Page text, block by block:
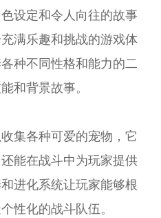
设定和令人向往的故事
满乐趣和挑战的游戏体
种不同性格和能力的二
和背景故事。
各种可爱的宠物，它
能在战斗中为玩家提供
进化系统让玩家能够根
性化的战斗队伍。